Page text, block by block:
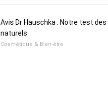
Avis Dr Hauschka : Notre test
naturels
Cosmétique & Bien-être